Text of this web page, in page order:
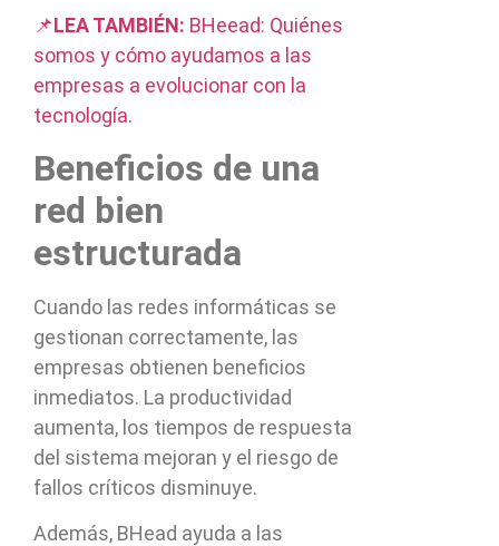
📌LEA TAMBIÉN: BHeead: Quiénes
somos y cómo ayudamos a las
empresas a evolucionar con la
tecnología.
Beneficios de una
red bien
estructurada
Cuando las redes informáticas se
gestionan correctamente, las
empresas obtienen beneficios
inmediatos. La productividad
aumenta, los tiempos de respuesta
del sistema mejoran y el riesgo de
fallos críticos disminuye.
Además, BHead ayuda a las